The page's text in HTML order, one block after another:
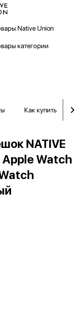
Native Union
категории
Как купить
NATIVE
Apple Watch